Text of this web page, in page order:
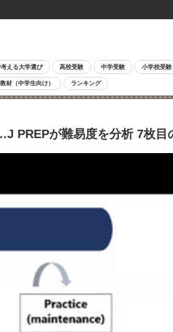
える大学選び 高校受験 中学受験 小学校受験
材（中学生向け） ランキング
PREPが難易度を分析 7枚目